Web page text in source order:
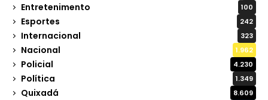
Entretenimento 100
Esportes 242
Internacional 323
Nacional 1.962
Policial 4.230
Política 1.349
Quixadá 8.609